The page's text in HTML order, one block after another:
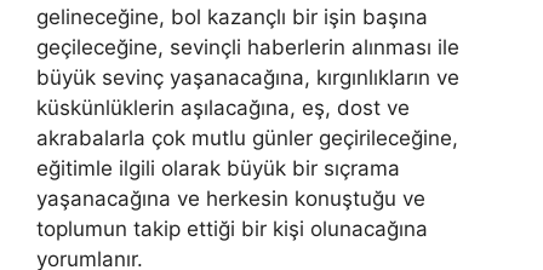
gelineceğine, bol kazançlı bir işin başına
geçileceğine, sevinçli haberlerin alınması ile
büyük sevinç yaşanacağına, kırgınlıkların ve
küskünlüklerin aşılacağına, eş, dost ve
akrabalarla çok mutlu günler geçirileceğine,
eğitimle ilgili olarak büyük bir sıçrama
yaşanacağına ve herkesin konuştuğu ve
toplumun takip ettiği bir kişi olunacağına
yorumlanır.